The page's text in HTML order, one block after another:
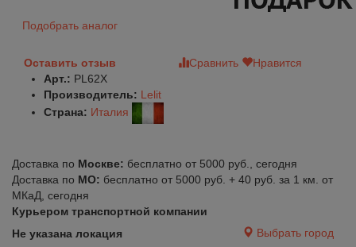
Подобрать аналог
Оставить отзыв Сравнить
Нравится
Арт.: PL62Х
Производитель: Lelit
Страна: Италия
Доставка по Москве: бесплатно от 5000 руб., сегодня
Доставка по МО: бесплатно от 5000 руб. + 40 руб. за 1 км. от
МКаД, сегодня
Курьером транспортной компании
Не указана локация
Выбрать город